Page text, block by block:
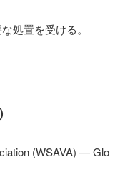
処置を受ける。
(WSAVA) — Glo